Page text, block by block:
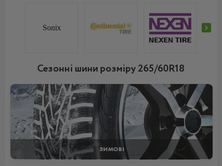
Sonix
Сезонні шини розміру 265/60R18
ЗИМОВІ